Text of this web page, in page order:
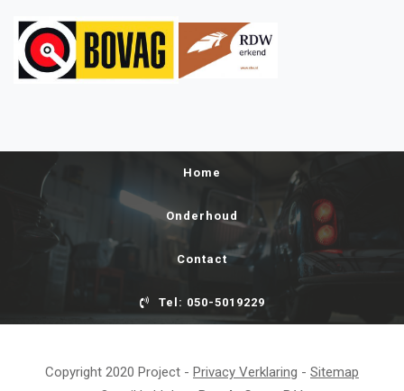
Home
Onderhoud
Contact
Tel: 050-5019229
Copyright 2020 Project - Privacy Verklaring - Sitemap